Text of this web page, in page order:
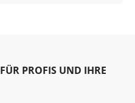
FÜR PROFIS UND IHRE